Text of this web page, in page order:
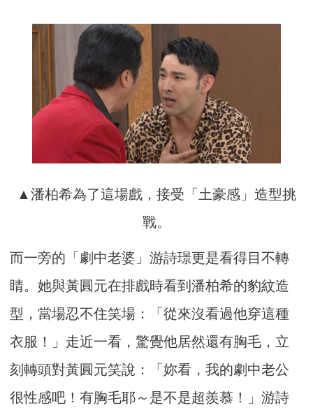
▲潘柏希為了這場戲，接受「土豪感」造型挑
戰。
而一旁的「劇中老婆」游詩璟更是看得目不轉
睛。她與黃圓元在排戲時看到潘柏希的豹紋造
型，當場忍不住笑場：「從來沒看過他穿這種
衣服！」走近一看，驚覺他居然還有胸毛，立
刻轉頭對黃圓元笑說：「妳看，我的劇中老公
很性感吧！有胸毛耶～是不是超羨慕！」游詩